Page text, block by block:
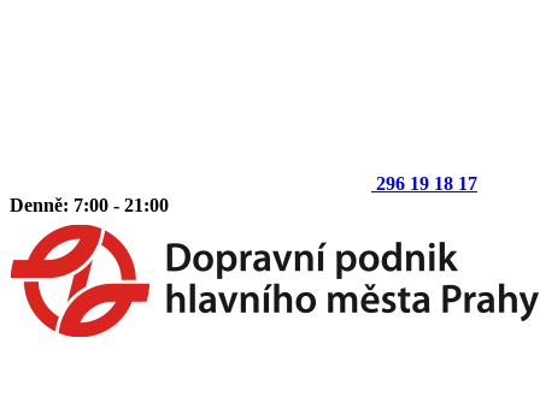
296 19 18 17
Denně: 7:00 - 21:00